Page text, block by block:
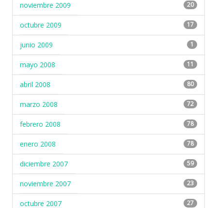
noviembre 2009 20
octubre 2009 17
junio 2009 1
mayo 2008 11
abril 2008 80
marzo 2008 72
febrero 2008 78
enero 2008 78
diciembre 2007 59
noviembre 2007 23
octubre 2007 27